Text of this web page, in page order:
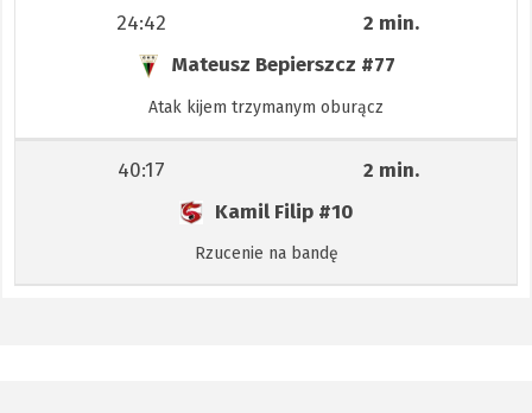
24:42
2 min.
Mateusz Bepierszcz #77
Atak kijem trzymanym oburącz
40:17
2 min.
Kamil Filip #10
Rzucenie na bandę